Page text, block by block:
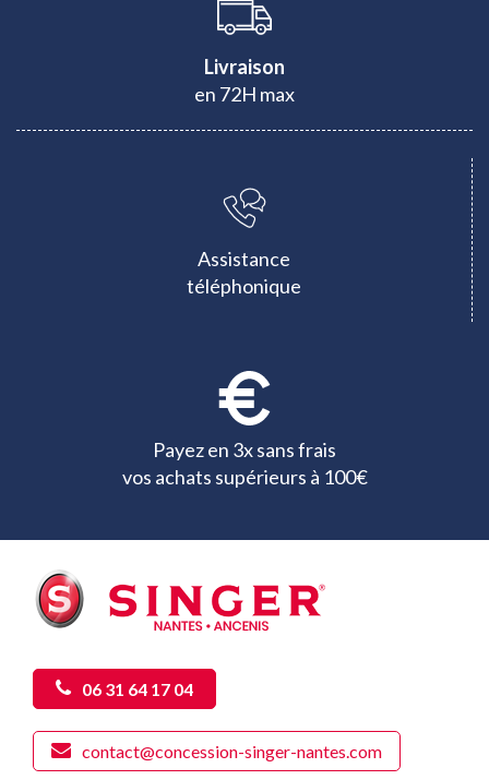
Livraison
en 72H max
Assistance
téléphonique
Payez en 3x sans frais
vos achats supérieurs à 100€
06 31 64 17 04
contact@concession-singer-nantes.com